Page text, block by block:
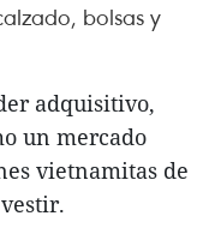
bolsas y
adquisitivo,
un mercado
vietnamitas de